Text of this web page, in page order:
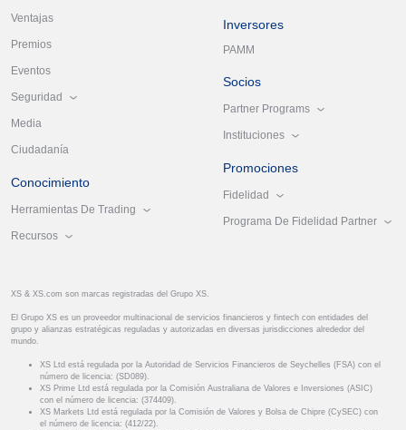
Ventajas
Premios
Eventos
Seguridad
Media
Ciudadanía
Conocimiento
Herramientas De Trading
Recursos
Inversores
PAMM
Socios
Partner Programs
Instituciones
Promociones
Fidelidad
Programa De Fidelidad Partner
XS & XS.com son marcas registradas del Grupo XS.
El Grupo XS es un proveedor multinacional de servicios financieros y fintech con entidades del
grupo y alianzas estratégicas reguladas y autorizadas en diversas jurisdicciones alrededor del
mundo.
XS Ltd está regulada por la Autoridad de Servicios Financieros de Seychelles (FSA) con el
número de licencia: (SD089).
XS Prime Ltd está regulada por la Comisión Australiana de Valores e Inversiones (ASIC)
con el número de licencia: (374409).
XS Markets Ltd está regulada por la Comisión de Valores y Bolsa de Chipre (CySEC) con
el número de licencia: (412/22).